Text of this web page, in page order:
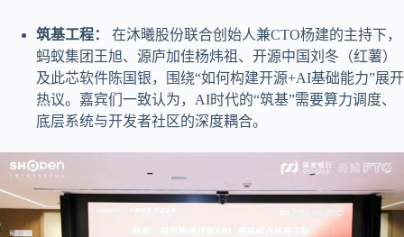
筑基工程：
在沐曦股份联合创始人兼CTO杨建的主持下，
蚂蚁集团王旭、源庐加佳杨炜祖、开源中国刘冬（红薯）
及此芯软件陈国银，围绕“如何构建开源+AI基础能力”展开
热议。嘉宾们一致认为，AI时代的“筑基”需要算力调度、
底层系统与开发者社区的深度耦合。